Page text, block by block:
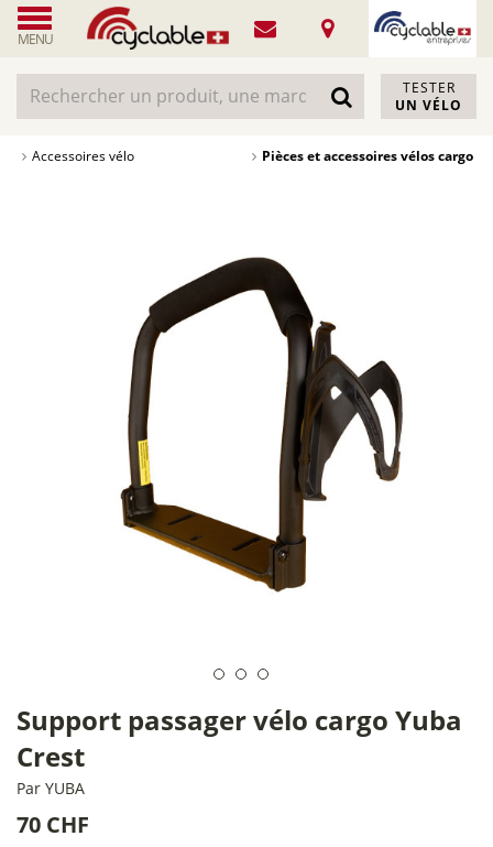
MENU
TESTER
UN VÉLO
Accessoires vélo Pièces et accessoires vélos cargo
Support passager vélo cargo Yuba
Crest
Par YUBA
70 CHF